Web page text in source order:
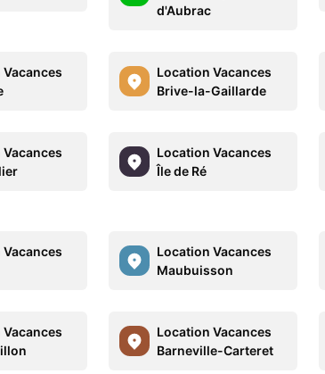
d'Aubrac
Location Vacances
Brive-la-Gaillarde
Location Vacances
Île de Ré
Location Vacances
Maubuisson
Location Vacances
Barneville-Carteret